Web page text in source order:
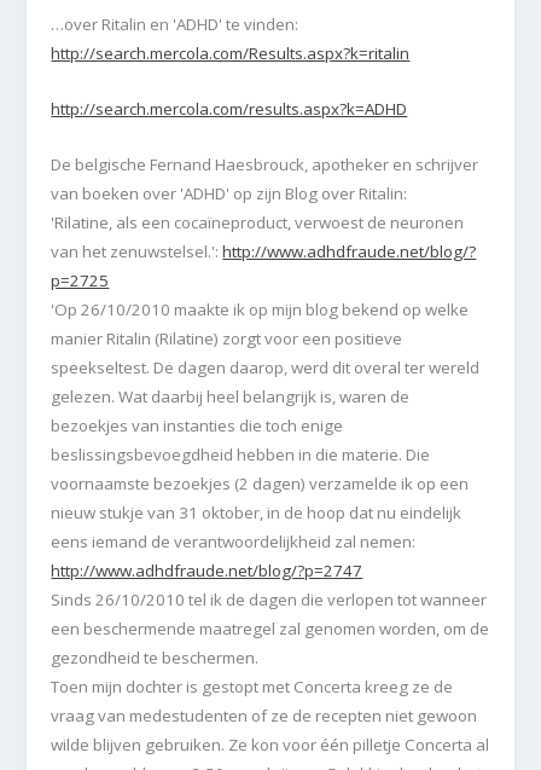
…over Ritalin en 'ADHD' te vinden:
http://search.mercola.com/Results.aspx?k=ritalin
http://search.mercola.com/results.aspx?k=ADHD
De belgische Fernand Haesbrouck, apotheker en schrijver
van boeken over 'ADHD' op zijn Blog over Ritalin:
'Rilatine, als een cocaïneproduct, verwoest de neuronen
van het zenuwstelsel.':http://www.adhdfraude.net/blog/?
p=2725
'Op 26/10/2010 maakte ik op mijn blog bekend op welke
manier Ritalin (Rilatine) zorgt voor een positieve
speekseltest. De dagen daarop, werd dit overal ter wereld
gelezen. Wat daarbij heel belangrijk is, waren de
bezoekjes van instanties die toch enige
beslissingsbevoegdheid hebben in die materie. Die
voornaamste bezoekjes (2 dagen) verzamelde ik op een
nieuw stukje van 31 oktober, in de hoop dat nu eindelijk
eens iemand de verantwoordelijkheid zal nemen:
http://www.adhdfraude.net/blog/?p=2747
Sinds 26/10/2010 tel ik de dagen die verlopen tot wanneer
een beschermende maatregel zal genomen worden, om de
gezondheid te beschermen.
Toen mijn dochter is gestopt met Concerta kreeg ze de
vraag van medestudenten of ze de recepten niet gewoon
wilde blijven gebruiken. Ze kon voor één pilletje Concerta al